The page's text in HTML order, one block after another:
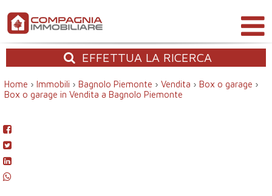
EFFETTUA LA RICERCA
Home › Immobili › Bagnolo Piemonte › Vendita › Box o garage ›
Box o garage in Vendita a Bagnolo Piemonte